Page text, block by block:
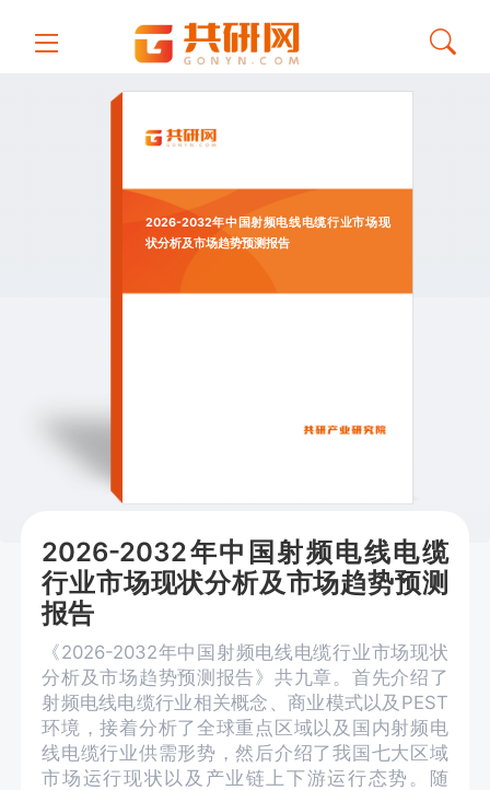
2026-2032年中国射频电线电缆行业市场现
状分析及市场趋势预测报告
2026-2032年中国射频电线电缆
行业市场现状分析及市场趋势预测
报告
《2026-2032年中国射频电线电缆行业市场现状
分析及市场趋势预测报告》共九章。首先介绍了
射频电线电缆行业相关概念、商业模式以及PEST
环境，接着分析了全球重点区域以及国内射频电
线电缆行业供需形势，然后介绍了我国七大区域
市场运行现状以及产业链上下游运行态势。随